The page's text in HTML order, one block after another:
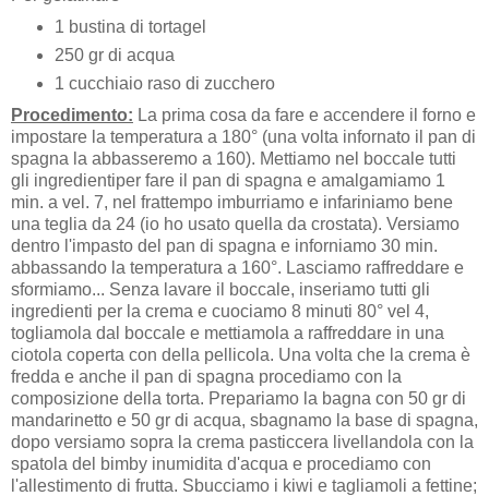
1 bustina di tortagel
250 gr di acqua
1 cucchiaio raso di zucchero
Procedimento: La prima cosa da fare e accendere il forno e
impostare la temperatura a 180° (una volta infornato il pan di
spagna la abbasseremo a 160). Mettiamo nel boccale tutti
gli ingredientiper fare il pan di spagna e amalgamiamo 1
min. a vel. 7, nel frattempo imburriamo e infariniamo bene
una teglia da 24 (io ho usato quella da crostata). Versiamo
dentro l'impasto del pan di spagna e inforniamo 30 min.
abbassando la temperatura a 160°. Lasciamo raffreddare e
sformiamo... Senza lavare il boccale, inseriamo tutti gli
ingredienti per la crema e cuociamo 8 minuti 80° vel 4,
togliamola dal boccale e mettiamola a raffreddare in una
ciotola coperta con della pellicola. Una volta che la crema è
fredda e anche il pan di spagna procediamo con la
composizione della torta. Prepariamo la bagna con 50 gr di
mandarinetto e 50 gr di acqua, sbagnamo la base di spagna,
dopo versiamo sopra la crema pasticcera livellandola con la
spatola del bimby inumidita d'acqua e procediamo con
l'allestimento di frutta. Sbucciamo i kiwi e tagliamoli a fettine;